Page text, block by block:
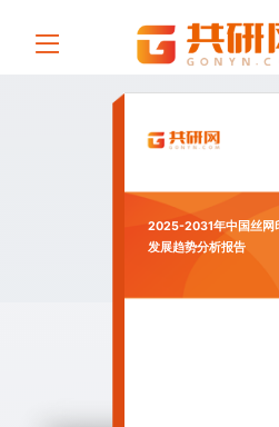
2025-2031年中国丝网
发展趋势分析报告